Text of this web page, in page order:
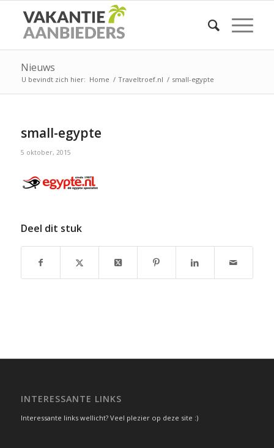
Nieuws
U bevindt zich hier: Home / Traveltroef.nl / small-egypte
small-egypte
5 oktober, 2015
Deel dit stuk
INTERESSANTE LINKS
Interessante links wellicht? Veel plezier op deze site :)